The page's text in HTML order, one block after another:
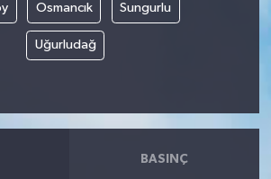
Osmancık Sungurlu
Uğurludağ
BASINÇ